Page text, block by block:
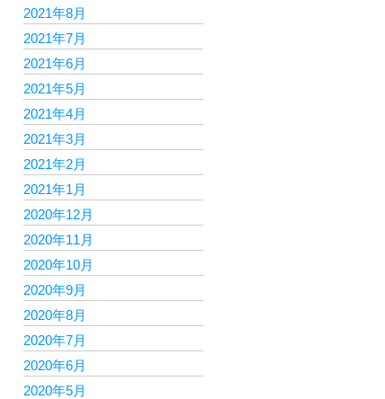
2021年8月
2021年7月
2021年6月
2021年5月
2021年4月
2021年3月
2021年2月
2021年1月
2020年12月
2020年11月
2020年10月
2020年9月
2020年8月
2020年7月
2020年6月
2020年5月